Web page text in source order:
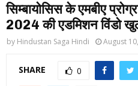
सिम्बायोसिस के एमबीए
2024 की एडमिशन विंडो
by Hindustan Saga Hindi August
SHARE 0